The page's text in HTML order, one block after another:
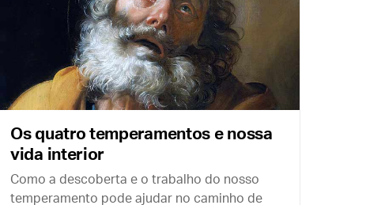
Os quatro temperamentos e nossa
vida interior
Como a descoberta e o trabalho do nosso
temperamento pode ajudar no caminho de